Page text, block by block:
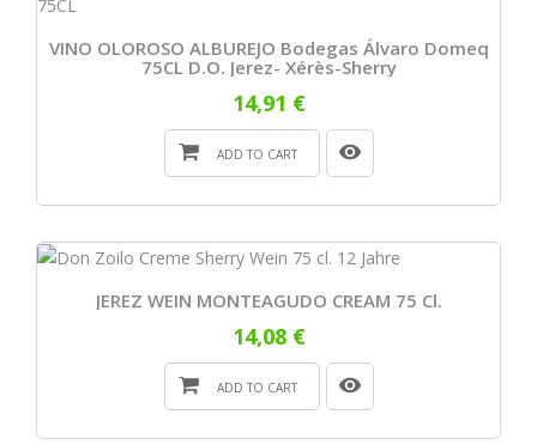
VINO OLOROSO ALBUREJO Bodegas Álvaro Domeq
75CL D.O. Jerez- Xérès-Sherry
14,91 €
ADD TO CART
JEREZ WEIN MONTEAGUDO CREAM 75 Cl.
14,08 €
ADD TO CART